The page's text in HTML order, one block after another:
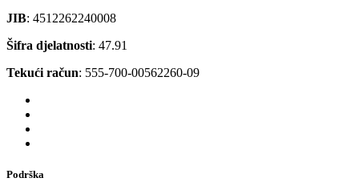
JIB: 4512262240008
Šifra djelatnosti: 47.91
Tekući račun: 555-700-00562260-09
Podrška